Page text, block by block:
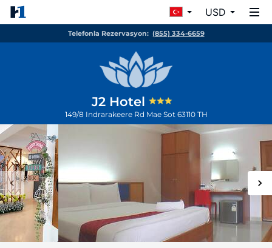
USD
Telefonla Rezervasyon: (855) 334-6659
J2 Hotel
149/8 Indrarakeere Rd Mae Sot 63110 TH